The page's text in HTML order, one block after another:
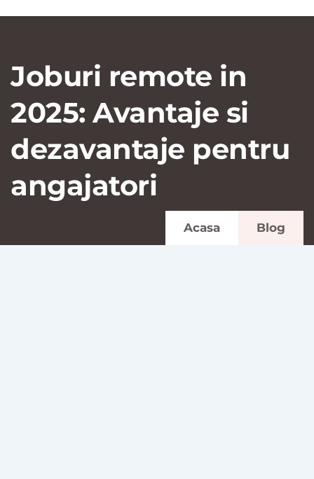
Joburi remote in
2025: Avantaje si
dezavantaje pentru
angajatori
Acasa Blog